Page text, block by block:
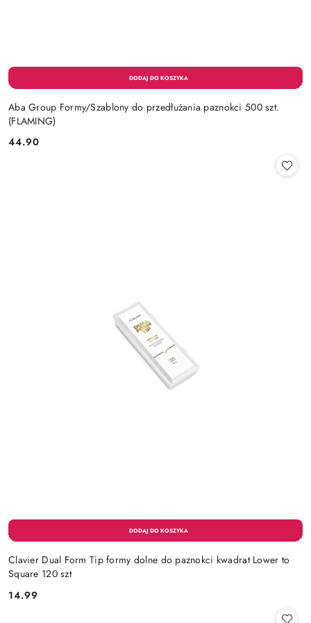
Aba Group Formy/Szablony do przedłużania paznokci 500 szt.
(FLAMING)
Cena:
44.90
Clavier Dual Form Tip formy dolne do paznokci kwadrat Lower to
Square 120 szt
Cena:
14.99